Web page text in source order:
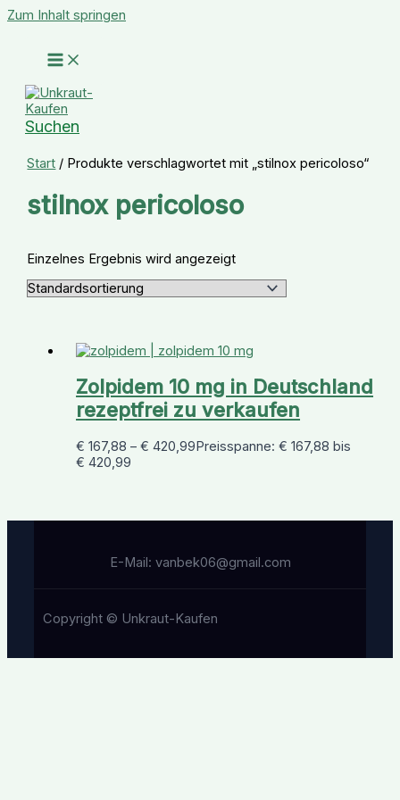
Zum Inhalt springen
Suchen
Start / Produkte verschlagwortet mit „stilnox pericoloso“
stilnox pericoloso
Einzelnes Ergebnis wird angezeigt
Zolpidem 10 mg in Deutschland
rezeptfrei zu verkaufen
€ 167,88 –€ 420,99Preisspanne: € 167,88 bis
€ 420,99
E-Mail: vanbek06@gmail.com
Copyright © Unkraut-Kaufen